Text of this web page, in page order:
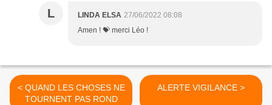
L LINDA ELSA 27/06/2022 08:08
Amen ! 💝 merci Léo !
< QUAND LES CHOSES NE
TOURNENT PAS ROND
ALERTE VIGILANCE >